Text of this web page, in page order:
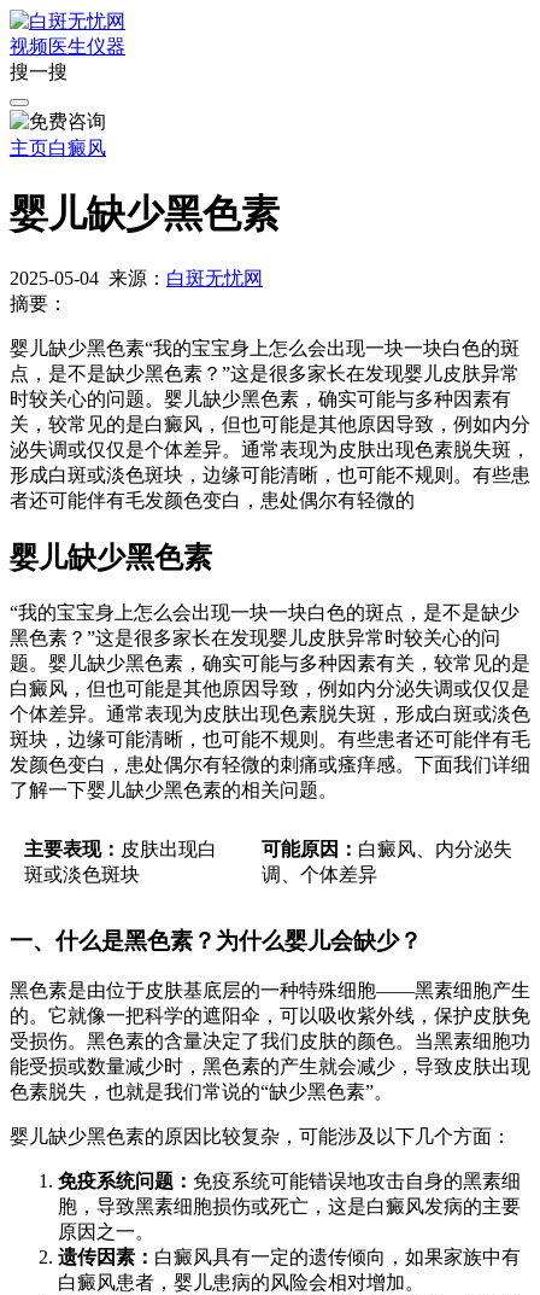
视频医生仪器
搜一搜
主页白癜风
婴儿缺少黑色素
2025-05-04 来源： 白斑无忧网
摘要：
婴儿缺少黑色素“我的宝宝身上怎么会出现一块一块白色的斑
点，是不是缺少黑色素？”这是很多家长在发现婴儿皮肤异常
时较关心的问题。婴儿缺少黑色素，确实可能与多种因素有
关，较常见的是白癜风，但也可能是其他原因导致，例如内分
泌失调或仅仅是个体差异。通常表现为皮肤出现色素脱失斑，
形成白斑或淡色斑块，边缘可能清晰，也可能不规则。有些患
者还可能伴有毛发颜色变白，患处偶尔有轻微的
婴儿缺少黑色素
“我的宝宝身上怎么会出现一块一块白色的斑点，是不是缺少
黑色素？”这是很多家长在发现婴儿皮肤异常时较关心的问
题。婴儿缺少黑色素，确实可能与多种因素有关，较常见的是
白癜风，但也可能是其他原因导致，例如内分泌失调或仅仅是
个体差异。通常表现为皮肤出现色素脱失斑，形成白斑或淡色
斑块，边缘可能清晰，也可能不规则。有些患者还可能伴有毛
发颜色变白，患处偶尔有轻微的刺痛或瘙痒感。下面我们详细
了解一下婴儿缺少黑色素的相关问题。
主要表现： 皮肤出现白
斑或淡色斑块
可能原因： 白癜风、内分泌失
调、个体差异
一、什么是黑色素？为什么婴儿会缺少？
黑色素是由位于皮肤基底层的一种特殊细胞——黑素细胞产生
的。它就像一把科学的遮阳伞，可以吸收紫外线，保护皮肤免
受损伤。黑色素的含量决定了我们皮肤的颜色。当黑素细胞功
能受损或数量减少时，黑色素的产生就会减少，导致皮肤出现
色素脱失，也就是我们常说的“缺少黑色素”。
婴儿缺少黑色素的原因比较复杂，可能涉及以下几个方面：
免疫系统问题： 免疫系统可能错误地攻击自身的黑素细
胞，导致黑素细胞损伤或死亡，这是白癜风发病的主要
原因之一。
遗传因素： 白癜风具有一定的遗传倾向，如果家族中有
白癜风患者，婴儿患病的风险会相对增加。